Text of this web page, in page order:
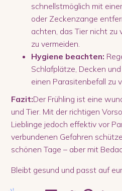
schnellstmöglich mit
oder Zeckenzange
achten, das Tier nicht zu
zu vermeiden.
Hygiene beachten:
Schlafplätze, Decken
einen Parasitenbefall zu
Fazit:Der Frühling ist eine
und Tier. Mit der richtigen
Lieblinge jedoch effektiv vor
verbundenen Gefahren
schönen Tage – aber mit
Bleibt gesund und passt auf